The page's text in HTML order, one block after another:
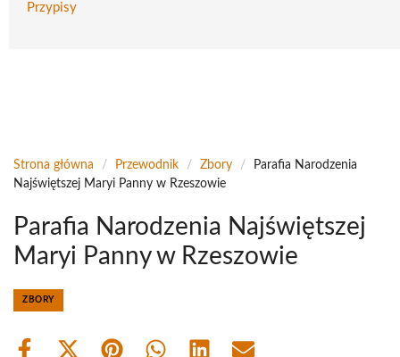
Przypisy
Strona główna / Przewodnik / Zbory /
Parafia Narodzenia
Najświętszej Maryi Panny w Rzeszowie
Parafia Narodzenia Najświętszej
Maryi Panny w Rzeszowie
ZBORY